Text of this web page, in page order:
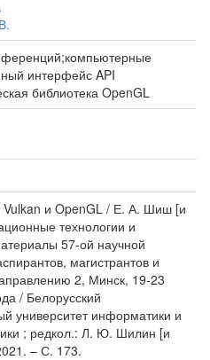
интерфейс API
библиотека OpenGL
Vulkan и OpenGL / Е. А. Шиш [и
технологии и
57-ой научной
магистрантов и
2, Минск, 19-23
/ Белорусский
университет информатики и
; редкол.: Л. Ю. Шилин [и
– С. 173.